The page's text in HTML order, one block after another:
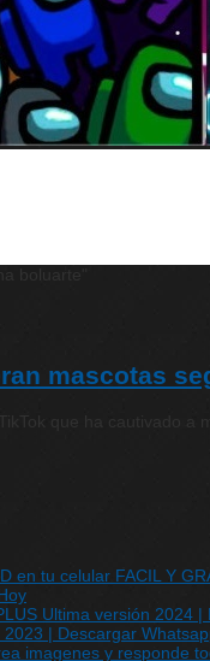
mascotas
que ha cautivado a
en tu celular FACIL Y
Ultima versión 2024
| Descargar
imagenes y responde